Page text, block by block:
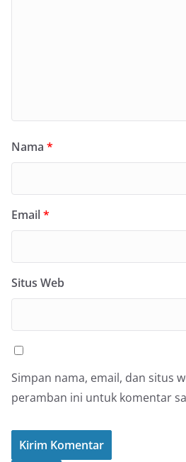
Nama *
Email*
Situs Web
Simpan nama, email, dan situs
peramban ini untuk komentar